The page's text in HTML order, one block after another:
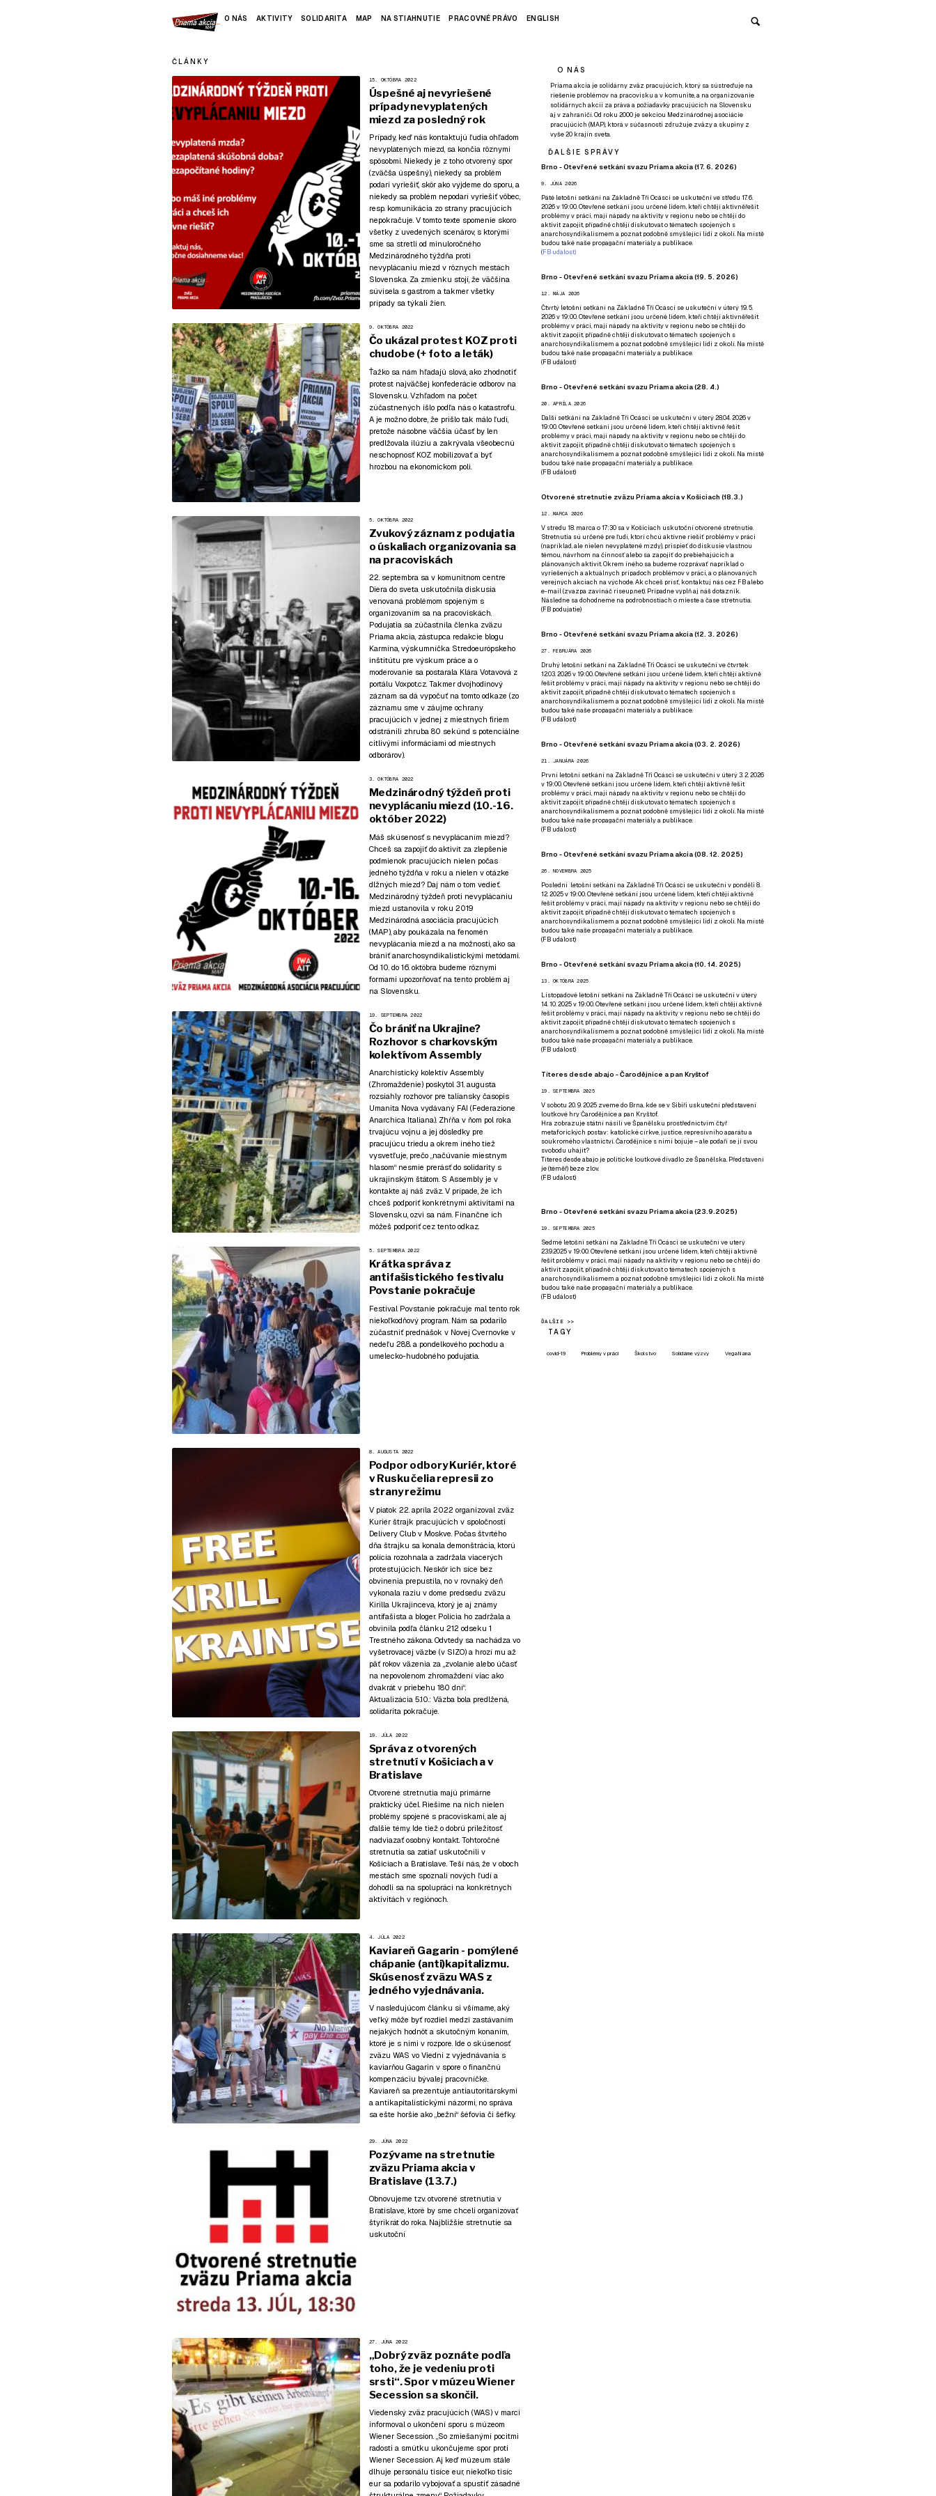
O NÁS AKTIVITY SOLIDARITA MAP NA STIAHNUTIE PRACOVNÉ PRÁVO ENGLISH
ČLÁNKY
15. OKTÓBRA 2022
Úspešné aj nevyriešené
prípady nevyplatených
miezd za posledný rok
Prípady, keď nás kontaktujú ľudia ohľadom
nevyplatených miezd, sa končia rôznymi
spôsobmi. Niekedy je z toho otvorený spor
(zväčša úspešný), niekedy sa problém
podarí vyriešiť, skôr ako vyjdeme do sporu, a
niekedy sa problém nepodarí vyriešiť vôbec,
resp. komunikácia zo strany pracujúcich
nepokračuje. V tomto texte spomenie skoro
všetky z uvedených scenárov, s ktorými
sme sa stretli od minuloročného
Medzinárodného týždňa proti
nevyplácaniu miezd v rôznych mestách
Slovenska. Za zmienku stojí, že väčšina
súvisela s gastrom a takmer všetky
prípady sa týkali žien.
9. OKTÓBRA 2022
Čo ukázal protest KOZ proti
chudobe (+ foto a leták)
Ťažko sa nám hľadajú slová, ako zhodnotiť
protest najväčšej konfederácie odborov na
Slovensku. Vzhľadom na počet
zúčastnených išlo podľa nás o katastrofu.
A je možno dobre, že prišlo tak málo ľudí,
pretože násobne väčšia účasť by len
predlžovala ilúziu a zakrývala všeobecnú
neschopnosť KOZ mobilizovať a byť
hrozbou na ekonomickom poli.
5. OKTÓBRA 2022
Zvukový záznam z podujatia
o úskaliach organizovania sa
na pracoviskách
22. septembra sa v komunitnom centre
Diera do sveta uskutočnila diskusia
venovaná problémom spojeným s
organizovaním sa na pracoviskách.
Podujatia sa zúčastnila členka zväzu
Priama akcia, zástupca redakcie blogu
Karmína, výskumníčka Stredoeurópskeho
inštitútu pre výskum práce a o
moderovanie sa postarala Klára Votavová z
portálu Voxpot.cz. Takmer dvojhodinový
záznam sa dá vypočuť na tomto odkaze (zo
záznamu sme v záujme ochrany
pracujúcich v jednej z miestnych firiem
odstránili zhruba 80 sekúnd s potenciálne
citlivými informáciami od miestnych
odborárov).
3. OKTÓBRA 2022
Medzinárodný týždeň proti
nevyplácaniu miezd (10.-16.
október 2022)
Máš skúsenosť s nevyplácaním miezd?
Chceš sa zapojiť do aktivít za zlepšenie
podmienok pracujúcich nielen počas
jedného týždňa v roku a nielen v otázke
dlžných miezd? Daj nám o tom vedieť.
Medzinárodný týždeň proti nevyplácaniu
miezd ustanovila v roku 2019
Medzinárodná asociácia pracujúcich
(MAP), aby poukázala na fenomén
nevyplácania miezd a na možnosti, ako sa
brániť anarchosyndikalistickými metódami.
Od 10. do 16. októbra budeme rôznymi
formami upozorňovať na tento problém aj
na Slovensku.
19. SEPTEMBRA 2022
Čo brániť na Ukrajine?
Rozhovor s charkovským
kolektívom Assembly
Anarchistický kolektív Assembly
(Zhromaždenie) poskytol 31. augusta
rozsiahly rozhovor pre taliansky časopis
Umanita Novavydávaný FAI (Federazione
Anarchica Italiana). Zhŕňa v ňom pol roka
trvajúcu vojnu a jej dôsledky pre
pracujúcu triedu a okrem iného tiež
vysvetľuje, prečo „načúvanie miestnym
hlasom“ nesmie prerásť do solidarity s
ukrajinským štátom. S Assembly je v
kontakte aj náš zväz. V prípade, že ich
chceš podporiť konkrétnymi aktivitami na
Slovensku, ozvi sa nám. Finančne ich
môžeš podporiťcez tento odkaz.
5. SEPTEMBRA 2022
Krátka správa z
antifašistického festivalu
Povstanie pokračuje
Festival Povstanie pokračuje mal tento rok
niekoľkodňový program . Nám sa podarilo
zúčastniť prednášok v Novej Cvernovke v
nedeľu 28.8. a pondelkového pochodu a
umelecko-hudobného podujatia.
8. AUGUSTA 2022
Podpor odbory Kuriér, ktoré
v Rusku čelia represii zo
strany režimu
V piatok 22. apríla 2022 organizoval zväz
Kuriér štrajk pracujúcich v spoločnosti
Delivery Club v Moskve. Počas štvrtého
dňa štrajku sa konala demonštrácia, ktorú
polícia rozohnala a zadržala viacerých
protestujúcich. Neskôr ich síce bez
obvinenia prepustila, no v rovnaký deň
vykonala raziu v dome predsedu zväzu
Kirilla Ukrajinceva, ktorý je aj známy
antifašista a bloger. Polícia ho zadržala a
obvinila podľa článku 212 odseku 1
Trestného zákona. Odvtedy sa nachádza vo
vyšetrovacej väzbe (v SIZO) a hrozí mu až
päť rokov väzenia za „zvolanie alebo účasť
na nepovolenom zhromaždení viac ako
dvakrát v priebehu 180 dní“.
Aktualizácia 5.10.: Väzba bola predlžená,
solidarita pokračuje.
19. JÚLA 2022
Správa z otvorených
stretnutí v Košiciach a v
Bratislave
Otvorené stretnutia majú primárne
praktický účel. Riešime na nich nielen
problémy spojené s pracoviskami, ale aj
ďalšie témy. Ide tiež o dobrú príležitosť
nadviazať osobný kontakt. Tohtoročné
stretnutia sa zatiaľ uskutočnili v
Košiciach a Bratislave. Teší nás, že v oboch
mestách sme spoznali nových ľudí a
dohodli sa na spolupráci na konkrétnych
aktivitách v regiónoch.
4. JÚLA 2022
Kaviareň Gagarin - pomýlené
chápanie (anti)kapitalizmu.
Skúsenosť zväzu WAS z
jedného vyjednávania.
V nasledujúcom článku si všímame, aký
veľký môže byť rozdiel medzi zastávaním
nejakých hodnôt a skutočným konaním,
ktoré je s nimi v rozpore. Ide o skúsenosť
zväzu WAS vo Viedni z vyjednávania s
kaviarňou Gagarin v spore o finančnú
kompenzáciu bývalej pracovníčke.
Kaviareň sa prezentuje antiautoritárskymi
a antikapitalistickými názormi, no správa
sa ešte horšie ako „bežní“ šéfovia či šéfky.
29. JÚNA 2022
Pozývame na stretnutie
zväzu Priama akcia v
Bratislave (13.7.)
Obnovujeme tzv. otvorené stretnutia v
Bratislave, ktoré by sme chceli organizovať
štyrikrát do roka. Najbližšie stretnutie sa
uskutoční
27. JÚNA 2022
„Dobrý zväz poznáte podľa
toho, že je vedeniu proti
srsti“. Spor v múzeu Wiener
Secession sa skončil.
Viedenský zväz pracujúcich (WAS) v marci
informoval o ukončení sporu s múzeom
Wiener Secession. „So zmiešanými pocitmi
radosti a smútku ukončujeme spor proti
Wiener Secession. Aj keď múzeum stále
dlhuje personálu tisíce eur, niekoľko tisíc
eur sa podarilo vybojovať a spustiť zásadné
O NÁS
Priama akcia je solidárny zväz pracujúcich, ktorý sa sústreďuje na
riešenie problémov na pracovisku a v komunite, a na organizovanie
solidárnych akcií za práva a požiadavky pracujúcich na Slovensku
aj v zahraničí. Od roku 2000 je sekciou Medzinárodnej asociácie
pracujúcich (MAP), ktorá v súčasnosti združuje zväzy a skupiny z
vyše 20 krajín sveta.
ĎALŠIE SPRÁVY
Brno - Otevřené setkání svazu Priama akcia (17. 6. 2026)
9. JÚNA 2026
Páté letošní setkání na Základně Tři Ocásci se uskuteční ve středu 17. 6.
2026 v 19:00. Otevřené setkání jsou určené lidem, kteří chtějí aktivněřešit
problémy v práci, mají nápady na aktivity v regionu nebo se chtějí do
aktivit zapojit, případně chtějí diskutovat o tématech spojených s
anarchosyndikalismem a poznat podobně smýšlející lidi z okolí. Na místě
budou také naše propagační materiály a publikace.
(FB událost)
Brno - Otevřené setkání svazu Priama akcia (19. 5. 2026)
12. MÁJA 2026
Čtvrtý letošní setkání na Základně Tři Ocásci se uskuteční v úterý 19. 5.
2026 v 19:00. Otevřené setkání jsou určené lidem, kteří chtějí aktivněřešit
problémy v práci, mají nápady na aktivity v regionu nebo se chtějí do
aktivit zapojit, případně chtějí diskutovat o tématech spojených s
anarchosyndikalismem a poznat podobně smýšlející lidi z okolí. Na místě
budou také naše propagační materiály a publikace.
(FB událost)
Brno - Otevřené setkání svazu Priama akcia (28. 4.)
20. APRÍLA 2026
Další setkání na Základně Tři Ocásci se uskuteční v úterý 28.04. 2026 v
19:00. Otevřené setkání jsou určené lidem, kteří chtějí aktivně řešit
problémy v práci, mají nápady na aktivity v regionu nebo se chtějí do
aktivit zapojit, případně chtějí diskutovat o tématech spojených s
anarchosyndikalismem a poznat podobně smýšlející lidi z okolí. Na místě
budou také naše propagační materiály a publikace.
(FB událost)
Otvorené stretnutie zväzu Priama akcia v Košiciach (18.3.)
12. MARCA 2026
V stredu 18. marca o 17:30 sa v Košiciach uskutoční otvorené stretnutie.
Stretnutia sú určené pre ľudí, ktorí chcú aktívne riešiť problémy v práci
(napríklad, ale nielen nevyplatené mzdy), prispieť do diskusie vlastnou
témou, návrhom na činnosť alebo sa zapojiť do prebiehajúcich a
plánovaných aktivít. Okrem iného sa budeme rozprávať napríklad o
vyriešených a aktuálnych prípadoch problémov v práci, a o plánovaných
verejných akciach na východe. Ak chceš prísť, kontaktuj nás cez FBalebo
e-mail (zvazpa zavináč riseup.net). Prípadnevyplň aj náš dotazník.
Následne sa dohodneme na podrobnostiach o mieste a čase stretnutia.
(FB podujatie)
Brno - Otevřené setkání svazu Priama akcia (12. 3. 2026)
27. FEBRUÁRA 2026
Druhý letošní setkání na Základně Tři Ocásci se uskuteční ve čtvrtek
12.03. 2026 v 19:00. Otevřené setkání jsou určené lidem, kteří chtějí aktivně
řešit problémy v práci, mají nápady na aktivity v regionu nebo se chtějí do
aktivit zapojit, případně chtějí diskutovat o tématech spojených s
anarchosyndikalismem a poznat podobně smýšlející lidi z okolí. Na místě
budou také naše propagační materiály a publikace.
(FB událost)
Brno - Otevřené setkání svazu Priama akcia (03. 2. 2026)
21. JANUÁRA 2026
První letošní setkání na Základně Tři Ocásci se uskuteční v úterý 3. 2. 2026
v 19:00. Otevřené setkání jsou určené lidem, kteří chtějí aktivně řešit
problémy v práci, mají nápady na aktivity v regionu nebo se chtějí do
aktivit zapojit, případně chtějí diskutovat o tématech spojených s
anarchosyndikalismem a poznat podobně smýšlející lidi z okolí. Na místě
budou také naše propagační materiály a publikace.
(FB událost)
Brno - Otevřené setkání svazu Priama akcia (08. 12. 2025)
26. NOVEMBRA 2025
Poslední letošní setkání na Základně Tři Ocásci se uskuteční v ponděli 8.
12. 2025 v 19:00. Otevřené setkání jsou určené lidem, kteří chtějí aktivně
řešit problémy v práci, mají nápady na aktivity v regionu nebo se chtějí do
aktivit zapojit, případně chtějí diskutovat o tématech spojených s
anarchosyndikalismem a poznat podobně smýšlející lidi z okolí. Na místě
budou také naše propagační materiály a publikace.
(FB událost)
Brno - Otevřené setkání svazu Priama akcia (10. 14. 2025)
13. OKTÓBRA 2025
Listopadové letošní setkání na Základně Tři Ocásci se uskuteční v úterý
14. 10. 2025 v 19:00. Otevřené setkání jsou určené lidem, kteří chtějí aktivně
řešit problémy v práci, mají nápady na aktivity v regionu nebo se chtějí do
aktivit zapojit, případně chtějí diskutovat o tématech spojených s
anarchosyndikalismem a poznat podobně smýšlející lidi z okolí. Na místě
budou také naše propagační materiály a publikace.
(FB událost)
Títeres desde abajo - Čarodějnice a pan Kryštof
19. SEPTEMBRA 2025
V sobotu 20. 9. 2025 zveme do Brna, kde se v Sibiři uskuteční představení
loutkové hry Čarodějnice a pan Kryštof.
Hra zobrazuje státní násilí ve Španělsku prostřednictvím čtyř
metaforických postav: katolické církve, justice, represivního aparátu a
soukromého vlastnictví. Čarodějnice s nimi bojuje – ale podaří se jí svou
svobodu uhájit?
Títeres desde abajo je politické loutkové divadlo ze Španělska. Představení
je (téměř) beze zlov.
(FB událost)
Brno - Otevřené setkání svazu Priama akcia (23.9.2025)
19. SEPTEMBRA 2025
Sedmé letošní setkání na Základně Tři Ocásci se uskuteční ve uterý
23.9.2025 v 19:00. Otevřené setkání jsou určené lidem, kteří chtějí aktivně
řešit problémy v práci, mají nápady na aktivity v regionu nebo se chtějí do
aktivit zapojit, případně chtějí diskutovat o tématech spojených s
anarchosyndikalismem a poznat podobně smýšlející lidi z okolí. Na místě
budou také naše propagační materiály a publikace.
(FB událost)
ĎALŠIE >>
TAGY
covid-19 Problémy v práci Školstvo Solidárne výzvy VegaNana